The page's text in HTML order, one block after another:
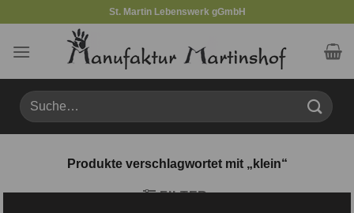
springen
St. Martin Lebenswerk gGmbH
Suche
nach:
Produkte verschlagwortet mit „klein“
FILTER